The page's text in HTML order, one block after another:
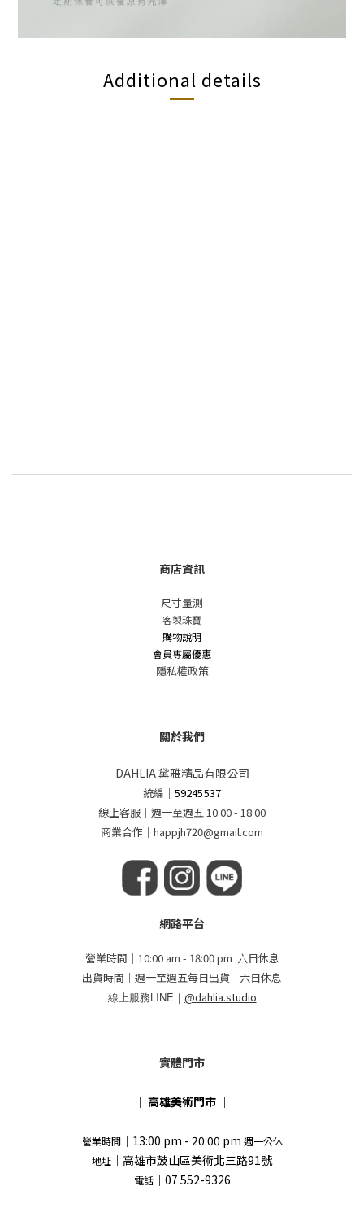
Additional details
商店資訊
尺寸量測
客製珠寶
購物說明
會員專屬優惠
隱私權政策
關於我們
DAHLIA 黛雅精品有限公司
統編 ｜59245537
線上客服｜週一至週五 10:00 - 18:00
商業合作｜happjh720@gmail.com
網路平台
營業時間｜10:00 am - 18:00 pm 六日休息
出貨時間｜週一至週五每日出貨 六日休息
線上服務LINE｜ @dahlia.studio
實體門市
｜ 高雄美術門市 ｜
營業時間｜13:00 pm - 20:00 pm 週一公休
地址 ｜高雄市鼓山區美術北三路91號
電話｜07 552-9326